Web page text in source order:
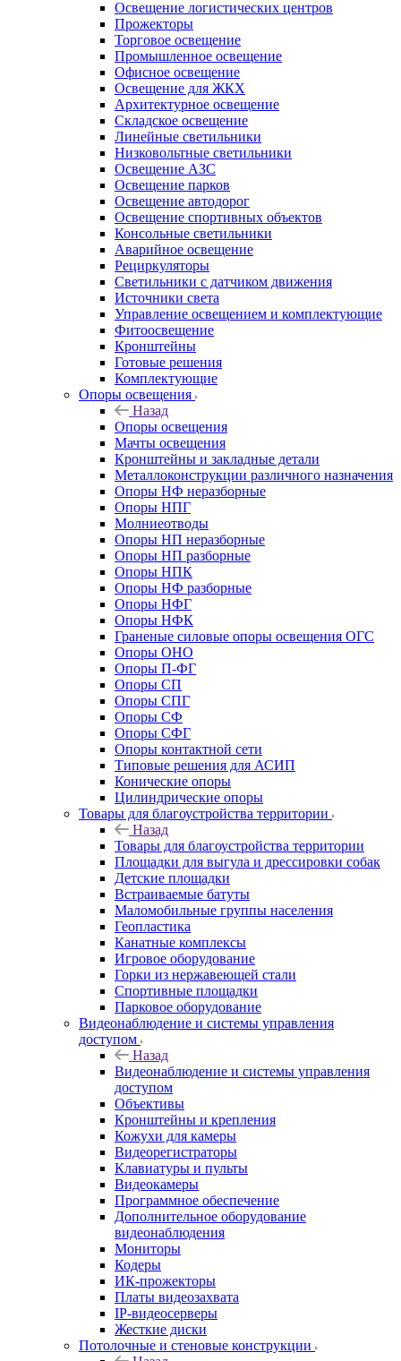
Освещение логистических центров
Прожекторы
Торговое освещение
Промышленное освещение
Офисное освещение
Освещение для ЖКХ
Архитектурное освещение
Складское освещение
Линейные светильники
Низковольтные светильники
Освещение АЗС
Освещение парков
Освещение автодорог
Освещение спортивных объектов
Консольные светильники
Аварийное освещение
Рециркуляторы
Светильники с датчиком движения
Источники света
Управление освещением и комплектующие
Фитоосвещение
Кронштейны
Готовые решения
Комплектующие
Опоры освещения
Назад
Опоры освещения
Мачты освещения
Кронштейны и закладные детали
Металлоконструкции различного назначения
Опоры НФ неразборные
Опоры НПГ
Молниеотводы
Опоры НП неразборные
Опоры НП разборные
Опоры НПК
Опоры НФ разборные
Опоры НФГ
Опоры НФК
Граненые силовые опоры освещения ОГС
Опоры ОНО
Опоры П-ФГ
Опоры СП
Опоры СПГ
Опоры СФ
Опоры СФГ
Опоры контактной сети
Типовые решения для АСИП
Конические опоры
Цилиндрические опоры
Товары для благоустройства территории
Назад
Товары для благоустройства территории
Площадки для выгула и дрессировки собак
Детские площадки
Встраиваемые батуты
Маломобильные группы населения
Геопластика
Канатные комплексы
Игровое оборудование
Горки из нержавеющей стали
Спортивные площадки
Парковое оборудование
Видеонаблюдение и системы управления
доступом
Назад
Видеонаблюдение и системы управления
доступом
Объективы
Кронштейны и крепления
Кожухи для камеры
Видеорегистраторы
Клавиатуры и пульты
Видеокамеры
Программное обеспечение
Дополнительное оборудование
видеонаблюдения
Мониторы
Кодеры
ИК-прожекторы
Платы видеозахвата
IP-видеосерверы
Жесткие диски
Потолочные и стеновые конструкции